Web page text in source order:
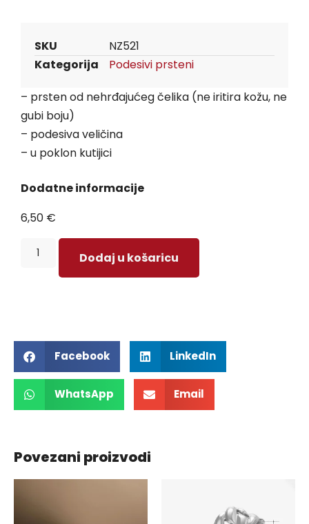
SKU NZ521
Kategorija Podesivi prsteni
– prsten od nehrđajućeg čelika (ne iritira kožu, ne
gubi boju)
– podesiva veličina
– u poklon kutijici
Dodatne informacije
6,50 €
Dodaj u košaricu
Facebook LinkedIn
WhatsApp Email
Povezani proizvodi